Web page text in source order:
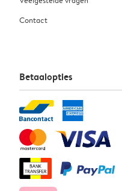
Contact
Betaalopties